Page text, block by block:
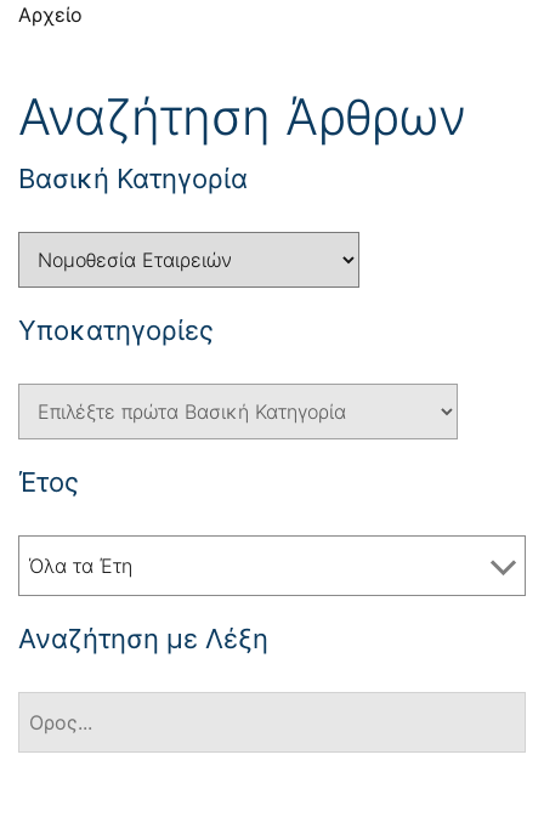
Αρχείο
Αναζήτηση Άρθρων
Βασική Κατηγορία
Yποκατηγορίες
Έτος
Όλα τα Έτη
Αναζήτηση με Λέξη